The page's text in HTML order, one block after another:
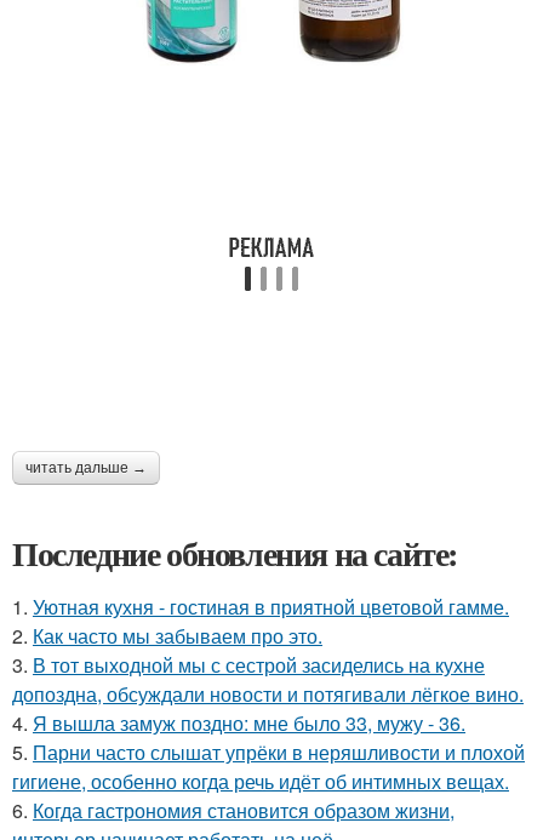
читать дальше →
Последние обновления на сайте:
1. Уютная кухня - гостиная в приятной цветовой гамме.
2. Как часто мы забываем про это.
3. В тот выходной мы с сестрой засиделись на кухне
допоздна, обсуждали новости и потягивали лёгкое вино.
4. Я вышла замуж поздно: мне было 33, мужу - 36.
5. Парни часто слышат упрёки в неряшливости и плохой
гигиене, особенно когда речь идёт об интимных вещах.
6. Когда гастрономия становится образом жизни,